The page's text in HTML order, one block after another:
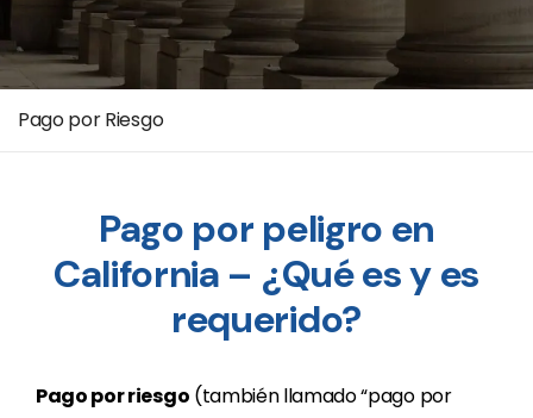
Pago por Riesgo
Pago por peligro en
California – ¿Qué es y es
requerido?
Pago por riesgo (también llamado “pago por